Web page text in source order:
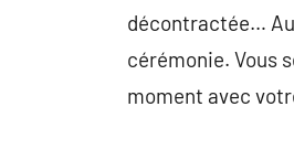
décontractée…
cérémonie. Vous
moment avec